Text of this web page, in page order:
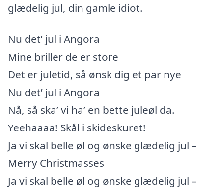
glædelig jul, din gamle idiot.
Nu det’ jul i Angora
Mine briller de er store
Det er juletid, så ønsk dig et par nye
Nu det’ jul i Angora
Nå, så ska’ vi ha’ en bette juleøl da.
Yeehaaaa! Skål i skideskuret!
Ja vi skal belle øl og ønske glædelig jul –
Merry Christmasses
Ja vi skal belle øl og ønske glædelig jul –